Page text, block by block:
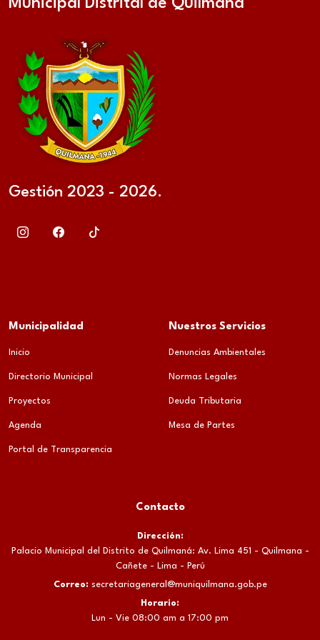
Municipal Distrital de Quilmaná
Gestión 2023 - 2026.
Municipalidad
Inicio
Directorio Municipal
Proyectos
Agenda
Portal de Transparencia
Nuestros Servicios
Denuncias Ambientales
Normas Legales
Deuda Tributaria
Mesa de Partes
Contacto
Dirección:
Palacio Municipal del Distrito de Quilmaná: Av. Lima 451 - Quilmana -
Cañete - Lima - Perú
Correo: secretariageneral@muniquilmana.gob.pe
Horario:
Lun - Vie 08:00 am a 17:00 pm